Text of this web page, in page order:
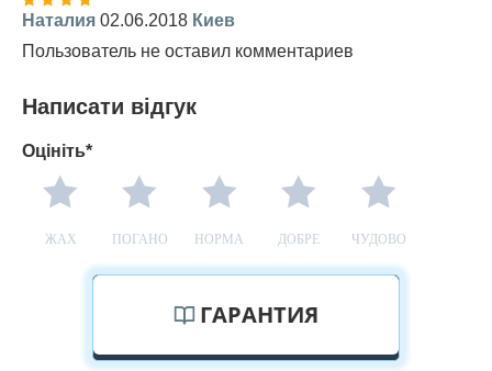
Наталия 02.06.2018 Киев
Пользователь не оставил комментариев
Написати відгук
Оцініть*
ЖАХ ПОГАНО НОРМА ДОБРЕ ЧУДОВО
ГАРАНТИЯ